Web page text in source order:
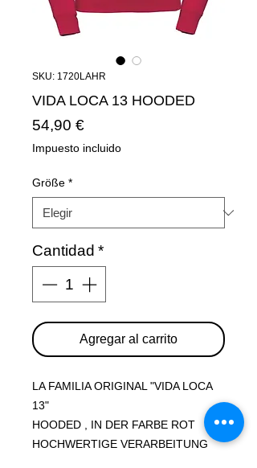
SKU: 1720LAHR
VIDA LOCA 13 HOODED
54,90 €Precio
Impuesto incluido
Größe *
Cantidad *
Agregar al carrito
LA FAMILIA ORIGINAL "VIDA LOCA
13"
HOODED , IN DER FARBE ROT
HOCHWERTIGE VERARBEITUNG